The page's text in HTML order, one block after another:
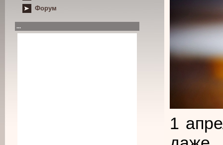
Форум
...
1